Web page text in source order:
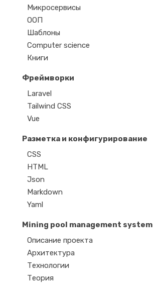
Микросервисы
ООП
Шаблоны
Computer science
Книги
Фреймворки
Laravel
Tailwind CSS
Vue
Разметка и конфигурирование
CSS
HTML
Json
Markdown
Yaml
Mining pool management system
Описание проекта
Архитектура
Технологии
Теория